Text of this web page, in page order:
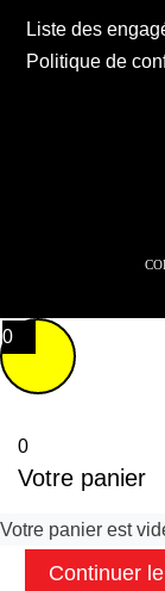
Liste des
Politique de
0
0
Votre panier
Votre panier est
Continuer